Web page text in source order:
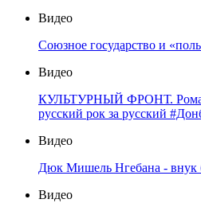
Видео
Союзное государство и
Видео
КУЛЬТУРНЫЙ ФРОНТ.
русский рок за русский
Видео
Дюк Мишель Нгебана - внук
Видео